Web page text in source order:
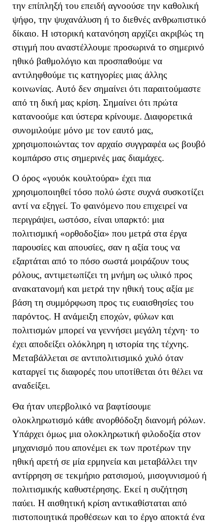
την επίπληξή του επειδή αγνοούσε την καθολική
ψήφο, την ψυχανάλυση ή το διεθνές ανθρωπιστικό
δίκαιο. Η ιστορική κατανόηση αρχίζει ακριβώς τη
στιγμή που αναστέλλουμε προσωρινά το σημερινό
ηθικό βαθμολόγιο και προσπαθούμε να
αντιληφθούμε τις κατηγορίες μιας άλλης
κοινωνίας. Αυτό δεν σημαίνει ότι παραιτούμαστε
από τη δική μας κρίση. Σημαίνει ότι πρώτα
κατανοούμε και ύστερα κρίνουμε. Διαφορετικά
συνομιλούμε μόνο με τον εαυτό μας,
χρησιμοποιώντας τον αρχαίο συγγραφέα ως βουβό
κομπάρσο στις σημερινές μας διαμάχες.
Ο όρος «γουόκ κουλτούρα» έχει πια
χρησιμοποιηθεί τόσο πολύ ώστε συχνά συσκοτίζει
αντί να εξηγεί. Το φαινόμενο που επιχειρεί να
περιγράψει, ωστόσο, είναι υπαρκτό: μια
πολιτισμική «ορθοδοξία» που μετρά στα έργα
παρουσίες και απουσίες, σαν η αξία τους να
εξαρτάται από το πόσο σωστά μοιράζουν τους
ρόλους, αντιμετωπίζει τη μνήμη ως υλικό προς
ανακατανομή και μετρά την ηθική τους αξία με
βάση τη συμμόρφωση προς τις ευαισθησίες του
παρόντος. Η ανάμειξη εποχών, φύλων και
πολιτισμών μπορεί να γεννήσει μεγάλη τέχνη· το
έχει αποδείξει ολόκληρη η ιστορία της τέχνης.
Μεταβάλλεται σε αντιπολιτισμικό χυλό όταν
καταργεί τις διαφορές που υποτίθεται ότι θέλει να
αναδείξει.
Θα ήταν υπερβολικό να βαφτίσουμε
ολοκληρωτισμό κάθε ανορθόδοξη διανομή ρόλων.
Υπάρχει όμως μια ολοκληρωτική φιλοδοξία στον
μηχανισμό που απονέμει εκ των προτέρων την
ηθική αρετή σε μία ερμηνεία και μεταβάλλει την
αντίρρηση σε τεκμήριο ρατσισμού, μισογυνισμού ή
πολιτισμικής καθυστέρησης. Εκεί η συζήτηση
παύει. Η αισθητική κρίση αντικαθίσταται από
πιστοποιητικά προθέσεων και το έργο αποκτά ένα